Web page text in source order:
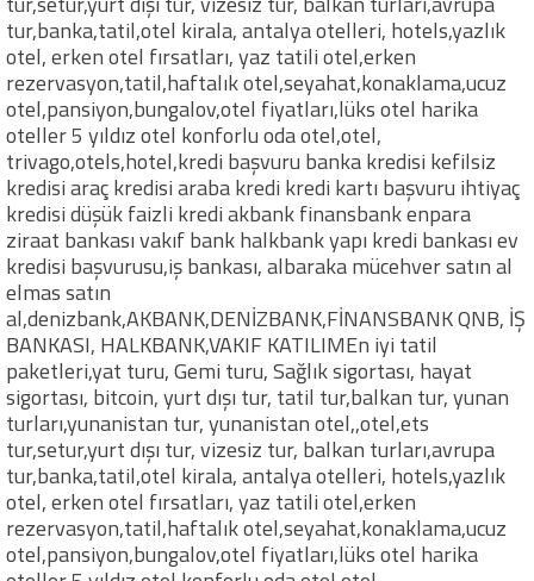
tur,banka,tatil,otel kirala, antalya otelleri, hotels,yazlık
otel, erken otel fırsatları, yaz tatili otel,erken
rezervasyon,tatil,haftalık otel,seyahat,konaklama,ucuz
otel,pansiyon,bungalov,otel fiyatları,lüks otel harika
oteller 5 yıldız otel konforlu oda otel,otel,
trivago,otels,hotel,kredi başvuru banka kredisi kefilsiz
kredisi araç kredisi araba kredi kredi kartı başvuru ihtiyaç
kredisi düşük faizli kredi akbank finansbank enpara
ziraat bankası vakıf bank halkbank yapı kredi bankası ev
kredisi başvurusu,iş bankası, albaraka mücehver satın al
elmas satın
al,denizbank,AKBANK,DENİZBANK,FİNANSBANK QNB, İŞ
BANKASI, HALKBANK,VAKIF KATILIMEn iyi tatil
paketleri,yat turu, Gemi turu, Sağlık sigortası, hayat
sigortası, bitcoin, yurt dışı tur, tatil tur,balkan tur, yunan
turları,yunanistan tur, yunanistan otel,,otel,ets
tur,setur,yurt dışı tur, vizesiz tur, balkan turları,avrupa
tur,banka,tatil,otel kirala, antalya otelleri, hotels,yazlık
otel, erken otel fırsatları, yaz tatili otel,erken
rezervasyon,tatil,haftalık otel,seyahat,konaklama,ucuz
otel,pansiyon,bungalov,otel fiyatları,lüks otel harika